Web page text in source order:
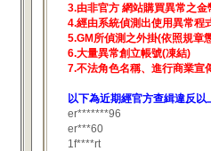
3.由非官方 網站購買異常之
4.經由系統偵測出使用異常程
5.GM所偵測之外掛(依照規章
6.大量異常創立帳號(凍結)
7.不法角色名稱、進行商業宣
以下為近期經官方查緝違反
er*******96
er***60
1f****rt